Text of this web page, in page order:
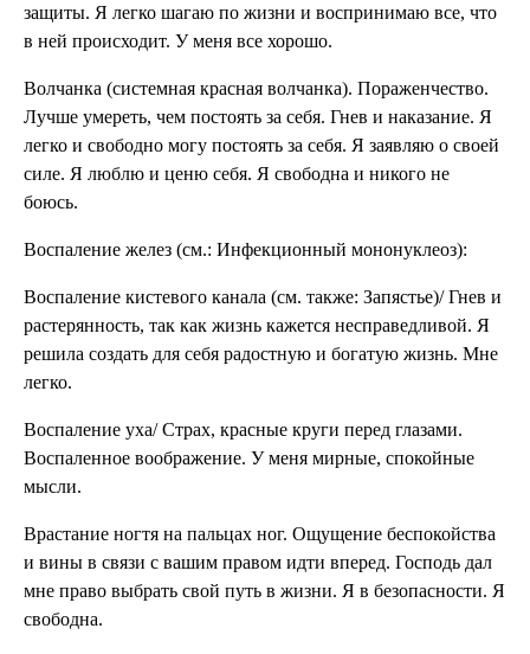
защи­ты. Я легко шагаю по жизни и вос­принимаю все, что
в ней про­исходит. У меня все хорошо.
Волчанка (систем­ная красная волчан­ка). Пораженчество.
Лучше уме­реть, чем постоять за себя. Гнев и наказание. Я
легко и свободно могу по­стоять за себя. Я заявляю о своей
силе. Я люблю и це­ню себя. Я свободна и ни­кого не
боюсь.
Воспаление желез (см.: Инфекционный мононуклеоз):
Воспаление кистево­го канала (см. так­же: Запястье)/ Гнев и
растерянность, так как жизнь кажется неспра­ведливой. Я
решила создать для себя радостную и богатую жизнь. Мне
легко.
Воспаление уха/ Страх, красные круги перед глазами.
Воспаленное вооб­ражение. У меня мирные, спокойные
мысли.
Врастание ногтя на пальцах ног. Ощущение беспокойства
и вины в связи с вашим пра­вом идти вперед. Господь дал
мне право вы­брать свой путь в жизни. Я в безопасности. Я
свободна.